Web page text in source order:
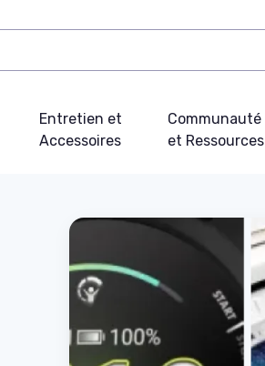
Entretien et
Accessoires
Communauté
et Ressources